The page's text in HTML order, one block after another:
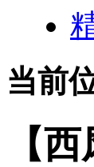
当前
【